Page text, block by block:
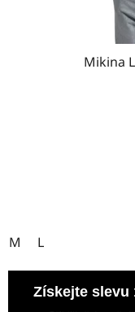
Mikina
M L
Získejte slevu